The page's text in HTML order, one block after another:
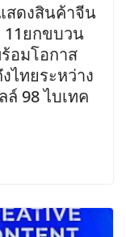
สดงสินค้าจีน
11ยกขบวน
อมโอกาส
ไทยระหว่าง
98 ไบเทค